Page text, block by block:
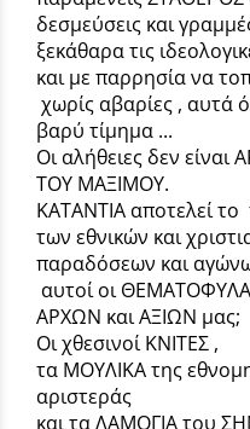
δεσμεύσεις και
ξεκάθαρα τις
και με παρρησία να
χωρίς αβαρίες , αυτά
βαρύ τίμημα ...
Οι αλήθειες δεν
ΤΟΥ ΜΑΞΙΜΟΥ.
ΚΑΤΑΝΤΙΑ αποτελεί το
των εθνικών και
παραδόσεων και
αυτοί οι
ΑΡΧΩΝ και ΑΞΙΩΝ μας;
Οι χθεσινοί ΚΝΙΤΕΣ ,
τα ΜΟΥΛΙΚΑ της
αριστεράς
και τα ΛΑΜΟΓΙΑ του